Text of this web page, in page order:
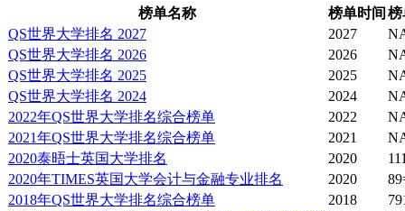
榜单名称 榜单时间 榜
QS世界大学排名 2027
2027
QS世界大学排名 2026
2026
QS世界大学排名 2025
2025
QS世界大学排名 2024
2024
2022年QS世界大学排名综合榜单
2022
2021年QS世界大学排名综合榜单
2021
2020泰晤士英国大学排名
2020
2020年TIMES英国大学会计与金融专业排名
2020
2018年QS世界大学排名综合榜单
2018